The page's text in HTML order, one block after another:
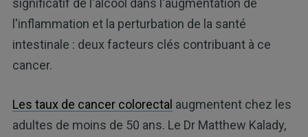
significatif de l'alcool dans l'augmentation de
l'inflammation et la perturbation de la santé
intestinale : deux facteurs clés contribuant à ce
cancer.
Les taux de cancer colorectal augmentent chez les
adultes de moins de 50 ans. Le Dr Matthew Kalady,